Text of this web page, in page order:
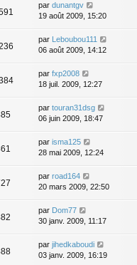
par dunantgv
19 août 2009, 15:20
par
Leboubou111
06 août 2009, 14:12
par fxp2008
18 juil. 2009, 12:27
par touran31dsg
06 juin 2009, 18:47
par isma125
28 mai 2009, 12:24
par road164
20 mars 2009, 22:50
par Dom77
30 janv. 2009, 11:17
par jihedkaboudi
03 janv. 2009, 16:19